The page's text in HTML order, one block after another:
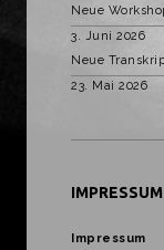
Neue
3. Juni 2026
Neue
23. Mai 2026
IMPRESSUM
Impressum